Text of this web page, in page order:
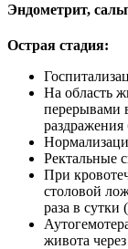
Эндометрит,
Острая стадия:
На область
перерывами
Ректальные
При
столовой
раза в сутки
живота